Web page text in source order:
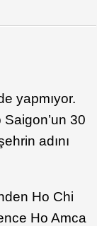
yapmıyor.
Saigon’un 30
adını
Ho Chi
Ho Amca